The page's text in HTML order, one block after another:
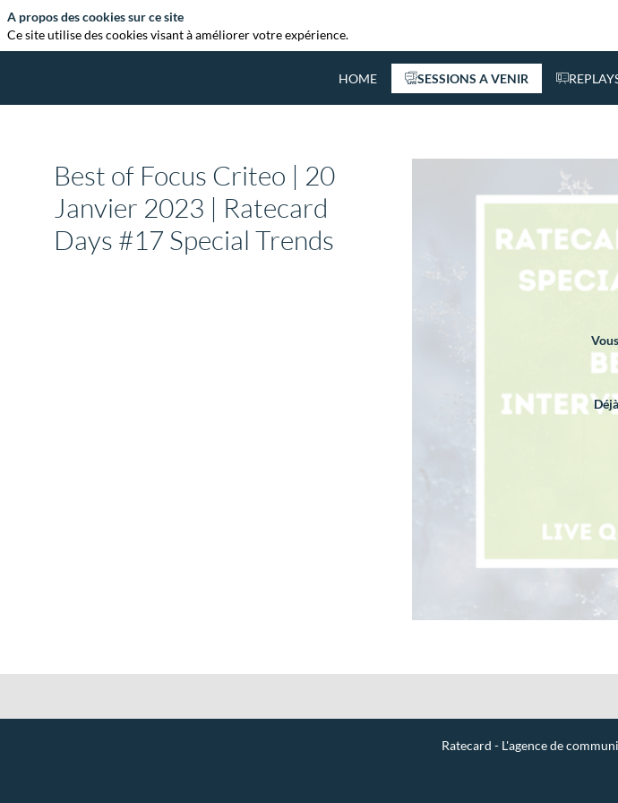
HOME SESSIONS A VENIR
Best of Focus Criteo | 20
Janvier 2023 | Ratecard
Days #17 Special Trends
Ratecard - L'agence de
A propos des cookies sur ce site
Ce site utilise des cookies visant à améliorer votre expérience.